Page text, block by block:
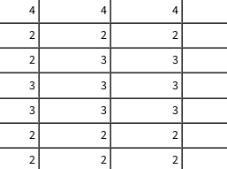
4 4 4
2 2 2
2 3 3
3 3 3
3 3 3
2 2 2
2 2 2